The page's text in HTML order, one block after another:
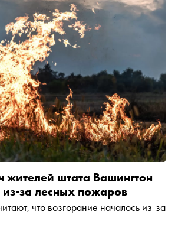
жителей штата Вашингтон
за лесных пожаров
что возгорание началось из-за